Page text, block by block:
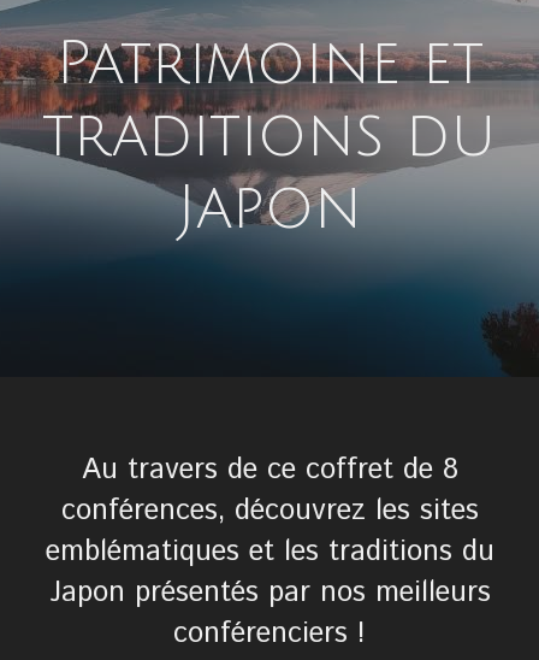
Patrimoine et
traditions du
Japon
Au travers de ce coffret de 8
conférences, découvrez les sites
emblématiques et les traditions du
Japon présentés par nos meilleurs
conférenciers !